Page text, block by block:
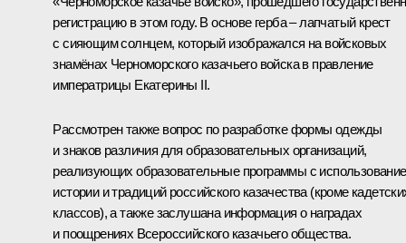
регистрацию в этом году. В основе герба – лапчатый крест
с сияющим солнцем, который изображался на войсковых
знамёнах Черноморского казачьего войска в правление
императрицы Екатерины II.
Рассмотрен также вопрос по разработке формы одежды
и знаков различия для образовательных организаций,
реализующих образовательные программы с
истории и традиций российского казачества (кроме
классов), а также заслушана информация о наградах
и поощрениях Всероссийского казачьего общества.